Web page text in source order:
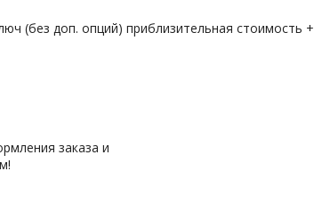
(без доп. опций) приблизительная стоимость +
заказа и